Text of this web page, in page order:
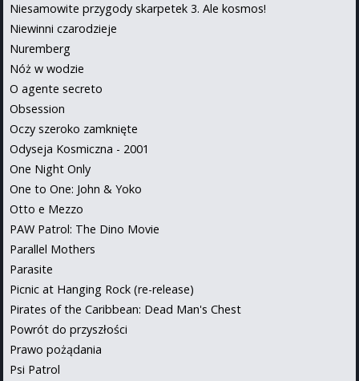
Niesamowite przygody skarpetek 3. Ale kosmos!
Niewinni czarodzieje
Nuremberg
Nóż w wodzie
O agente secreto
Obsession
Oczy szeroko zamknięte
Odyseja Kosmiczna - 2001
One Night Only
One to One: John & Yoko
Otto e Mezzo
PAW Patrol: The Dino Movie
Parallel Mothers
Parasite
Picnic at Hanging Rock (re-release)
Pirates of the Caribbean: Dead Man's Chest
Powrót do przyszłości
Prawo pożądania
Psi Patrol